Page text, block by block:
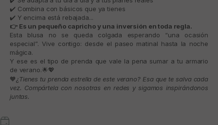
✔️ Combina con básicos que ya tienes
✔️ Y encima está rebajada...
👉 Es un pequeño capricho y una inversión en toda regla.
Esta blusa no se queda colgada esperando “una ocasión
especial”. Vive contigo: desde el paseo matinal hasta la noche
mágica.
Y ese es el tipo de prenda que vale la pena sumar a tu armario
de verano.🌟💖
🧡¿Tienes tu prenda estrella de este verano? Esa que te salva cada
vez. Compártela con nosotras en redes y sigamos inspirándonos
juntas.